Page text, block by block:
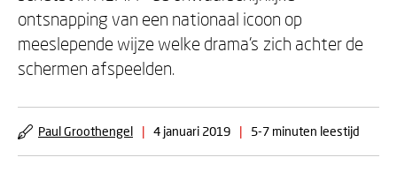
ontsnapping van een nationaal icoon op
meeslepende wijze welke drama’s zich achter de
schermen afspeelden.
Paul Groothengel | 4 januari 2019 | 5-7 minuten leestijd